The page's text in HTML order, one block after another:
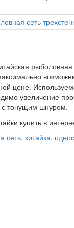
цене.
увеличение
с тонущим шнуром.
купить в
сеть, китайка,